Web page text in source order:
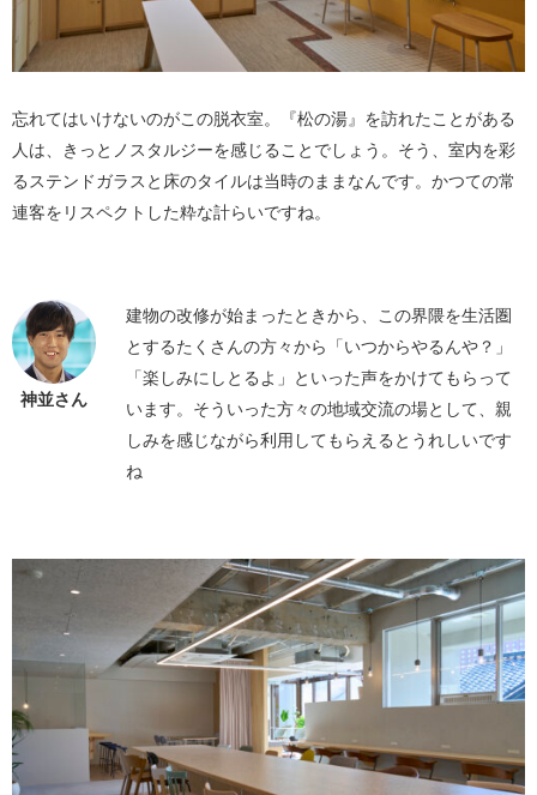
忘れてはいけないのがこの脱衣室。『松の湯』を訪れたことがある
人は、きっとノスタルジーを感じることでしょう。そう、室内を彩
るステンドガラスと床のタイルは当時のままなんです。かつての常
連客をリスペクトした粋な計らいですね。
神並さん
建物の改修が始まったときから、この界隈を生活圏
とするたくさんの方々から「いつからやるんや？」
「楽しみにしとるよ」といった声をかけてもらって
います。そういった方々の地域交流の場として、親
しみを感じながら利用してもらえるとうれしいです
ね